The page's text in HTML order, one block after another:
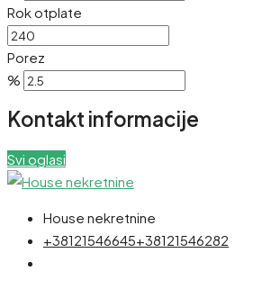
Rok otplate
Porez
%
Kontakt informacije
Svi oglasi
House nekretnine
+38121546645+38121546282